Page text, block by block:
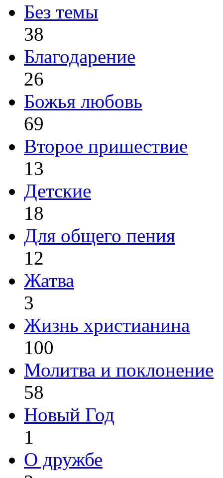
Без темы
38
Благодарение
26
Божья любовь
69
Второе пришествие
13
Детские
18
Для общего пения
12
Жатва
3
Жизнь христианина
100
Молитва и поклонение
58
Новый Год
1
О дружбе